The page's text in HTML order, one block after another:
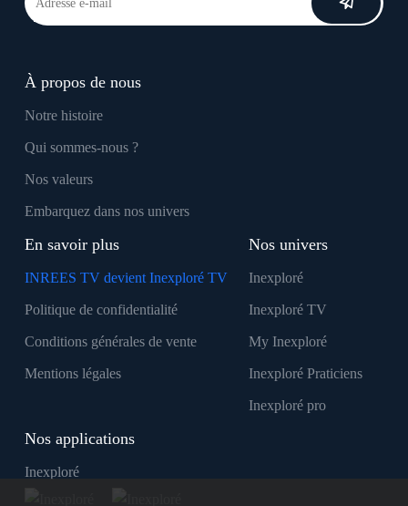
À propos de nous
Notre histoire
Qui sommes-nous ?
Nos valeurs
Embarquez dans nos univers
En savoir plus
INREES TV devient Inexploré TV
Politique de confidentialité
Conditions générales de vente
Mentions légales
Nos univers
Inexploré
Inexploré TV
My Inexploré
Inexploré Praticiens
Inexploré pro
Nos applications
Inexploré